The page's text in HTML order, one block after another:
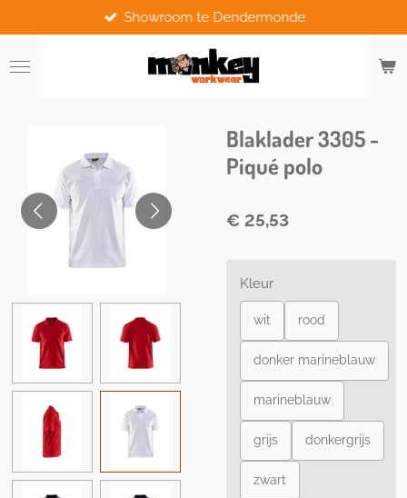
direct
naar
de
Showroom te Dendermonde
Blaklader 3305 -
Piqué polo
€ 25,53
Kleur
wit rood
donker marineblauw
marineblauw
grijs donkergrijs
zwart